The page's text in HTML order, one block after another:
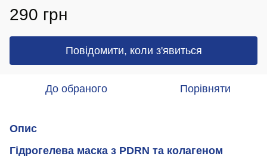
290 грн
Повідомити, коли з'явиться
До обраного Порівняти
Опис
Гідрогелева маска з PDRN та колагеном